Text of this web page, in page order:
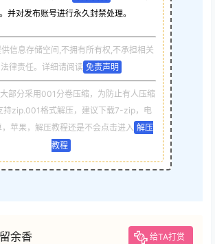
并对发布账号进行永久封禁处理。
信息存储空间,不拥有所有权,不承担相关
法律责任。详细请阅读 免责声明
部分采用001分卷压缩，为防止有人压缩
持zip.001格式解压，建议下载7-zip，电
，苹果，解压教程还是不会点击进入 解压
教程
余香 给TA打赏